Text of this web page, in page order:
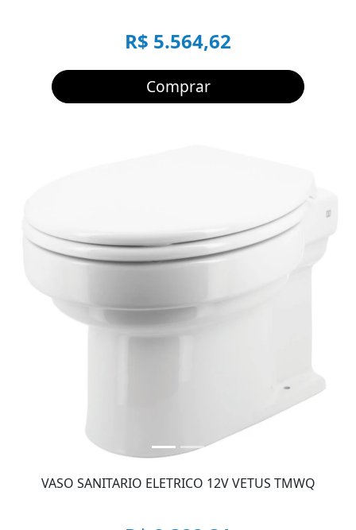
R$ 5.564,62
Comprar
VASO SANITARIO ELETRICO 12V VETUS TMWQ